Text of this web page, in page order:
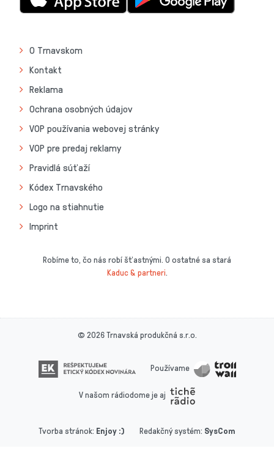
O Trnavskom
Kontakt
Reklama
Ochrana osobných údajov
VOP používania webovej stránky
VOP pre predaj reklamy
Pravidlá súťaží
Kódex Trnavského
Logo na stiahnutie
Imprint
Robíme to, čo nás robí šťastnými. O ostatné sa stará
Kaduc & partneri.
© 2026 Trnavská produkčná s.r.o.
Používame
V našom rádiodome je aj
Tvorba stránok: Enjoy :) Redakčný systém: SysCom